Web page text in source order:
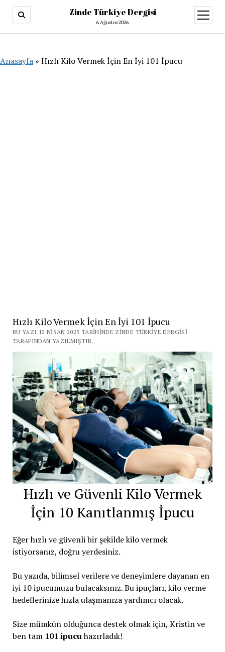
Zinde Türkiye Dergisi
6 Ağustos 2026
aç
Anasayfa » Hızlı Kilo Vermek İçin En İyi 101 İpucu
Hızlı Kilo Vermek İçin En İyi 101 İpucu
BU YAZI 12 NISAN 2025 TARIHINDE ZINDE TÜRKIYE DERGISI
TARAFINDAN YAZILMIŞTIR.
Hızlı ve Güvenli Kilo Vermek
İçin 10 Kanıtlanmış İpucu
Eğer hızlı ve güvenli bir şekilde kilo vermek
istiyorsanız, doğru yerdesiniz.
Bu yazıda, bilimsel verilere ve deneyimlere dayanan en
iyi 10 ipucumuzu bulacaksınız. Bu ipuçları, kilo verme
hedeflerinize hızla ulaşmanıza yardımcı olacak.
Size mümkün olduğunca destek olmak için, Kristin ve
ben tam 101 ipucuhazırladık!